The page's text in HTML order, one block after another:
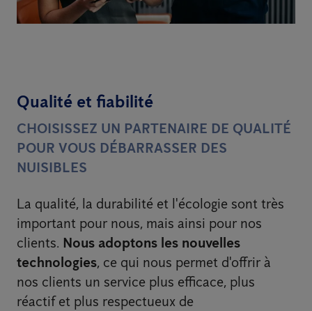
Qualité et fiabilité
CHOISISSEZ UN PARTENAIRE DE QUALITÉ
POUR VOUS DÉBARRASSER DES
NUISIBLES
La qualité, la durabilité et l'écologie sont très
important pour nous, mais ainsi pour nos
clients. Nous adoptons les nouvelles
technologies, ce qui nous permet d'offrir à
nos clients un service plus efficace, plus
réactif et plus respectueux de